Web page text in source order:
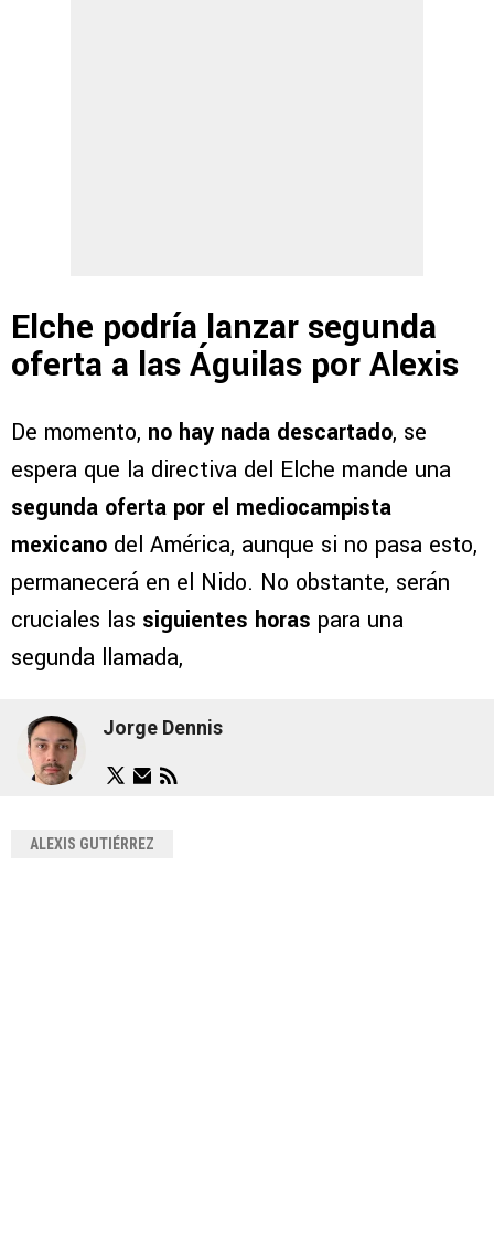
Elche podría lanzar segunda
oferta a las Águilas por Alexis
De momento, no hay nada descartado, se
espera que la directiva del Elche mande una
segunda oferta por el mediocampista
mexicano del América, aunque si no pasa esto,
permanecerá en el Nido. No obstante, serán
cruciales las siguientes horas para una
segunda llamada,
Jorge Dennis
ALEXIS GUTIÉRREZ